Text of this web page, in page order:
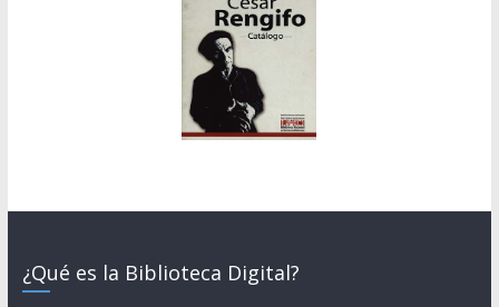
¿Qué es la Biblioteca Digital?